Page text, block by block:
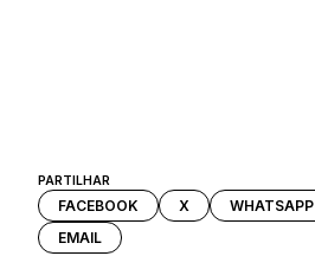
PARTILHAR
FACEBOOK X
WHATSAPP
EMAIL